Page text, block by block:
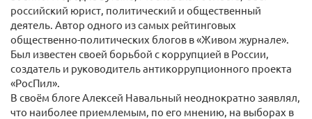
российский юрист, политический и общественный
деятель. Автор одного из самых рейтинговых
общественно-политических блогов в «Живом журнале».
Был известен своей борьбой с коррупцией в России,
создатель и руководитель антикоррупционного проекта
«РосПил».
В своём блоге Алексей Навальный неоднократно заявлял,
что наиболее приемлемым, по его мнению, на выборах в